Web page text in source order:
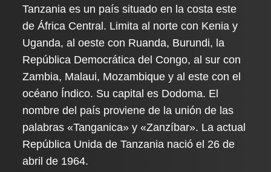
Tanzania es un país situado en la costa este
de África Central. Limita al norte con Kenia y
Uganda, al oeste con Ruanda, Burundi, la
República Democrática del Congo, al sur con
Zambia, Malaui, Mozambique y al este con el
océano Índico. Su capital es Dodoma. El
nombre del país proviene de la unión de las
palabras «Tanganica» y «Zanzíbar». La actual
República Unida de Tanzania nació el 26 de
abril de 1964.